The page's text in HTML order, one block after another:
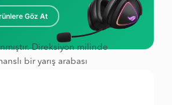
Direksiyon milinde
bir yarış arabası
Göz At